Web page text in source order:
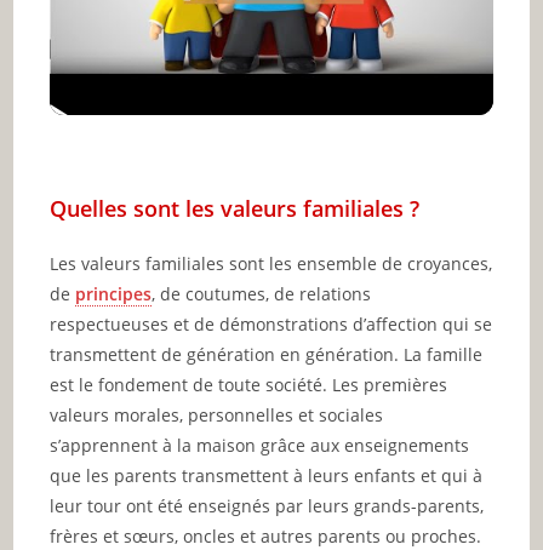
Quelles sont les valeurs familiales ?
Les valeurs familiales sont les ensemble de croyances,
de principes, de coutumes, de relations
respectueuses et de démonstrations d’affection qui se
transmettent de génération en génération. La famille
est le fondement de toute société. Les premières
valeurs morales, personnelles et sociales
s’apprennent à la maison grâce aux enseignements
que les parents transmettent à leurs enfants et qui à
leur tour ont été enseignés par leurs grands-parents,
frères et sœurs, oncles et autres parents ou proches.